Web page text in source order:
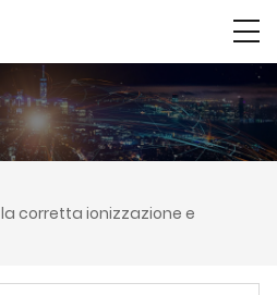
corretta ionizzazione e